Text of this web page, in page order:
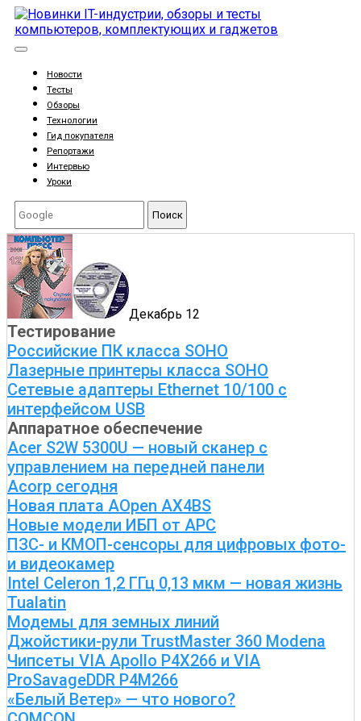
Новости
Тесты
Обзоры
Технологии
Гид покупателя
Репортажи
Интервью
Уроки
Поиск
Декабрь 12
Тестирование
Российские ПК класса SOHO
Лазерные принтеры класса SOHO
Сетевые адаптеры Ethernet 10/100 с
интерфейсом USB
Аппаратное обеспечение
Acer S2W 5300U — новый сканер с
управлением на передней панели
Acorp сегодня
Новая плата AOpen AX4BS
Новые модели ИБП от APC
ПЗС- и КМОП-сенсоры для цифровых фото-
и видеокамер
Intel Celeron 1,2 ГГц 0,13 мкм — новая жизнь
Tualatin
Модемы для земных линий
Джойстики-рули TrustMaster 360 Modena
Чипсеты VIA Apollo P4X266 и VIA
ProSavageDDR P4M266
«Белый Ветер» — что нового?